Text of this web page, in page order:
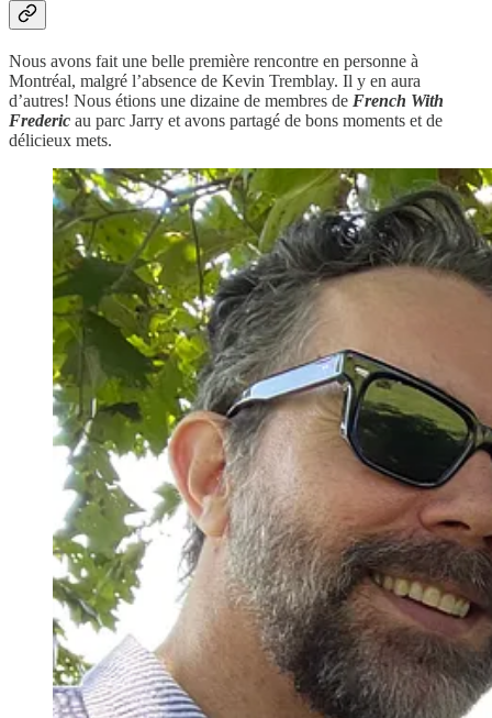
Nous avons fait une belle première rencontre en personne à
Montréal, malgré l’absence de Kevin Tremblay. Il y en aura
d’autres! Nous étions une dizaine de membres de French With
Frederic au parc Jarry et avons partagé de bons moments et de
délicieux mets.